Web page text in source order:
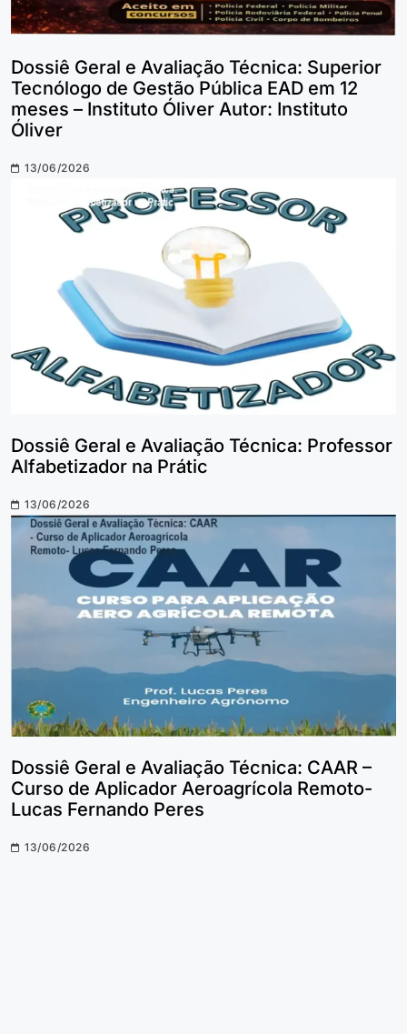
Dossiê Geral e Avaliação Técnica: Superior
Tecnólogo de Gestão Pública EAD em 12
meses – Instituto Óliver Autor: Instituto
Óliver
13/06/2026
Dossiê Geral e Avaliação Técnica: Professor
Alfabetizador na Prátic
13/06/2026
Dossiê Geral e Avaliação Técnica: CAAR –
Curso de Aplicador Aeroagrícola Remoto-
Lucas Fernando Peres
13/06/2026